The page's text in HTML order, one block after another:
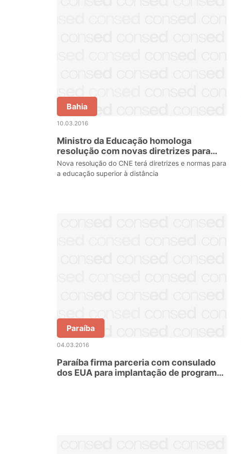
Bahia
10.03.2016
Ministro da Educação homologa
resolução com novas diretrizes para
educação superior à distância
Nova resolução do CNE terá diretrizes e normas para
a educação superior à distância
Paraíba
04.03.2016
Paraíba firma parceria com consulado
dos EUA para implantação de programa